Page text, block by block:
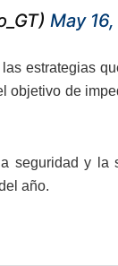
May
estrategias
objetivo de
seguridad y
año.